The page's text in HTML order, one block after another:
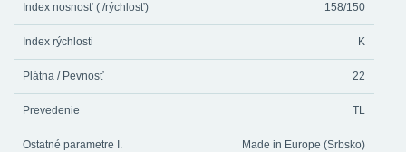
Index nosnosť ( /rýchlosť) 158/150
Index rýchlosti K
Plátna / Pevnosť 22
Prevedenie TL
Ostatné parametre I. Made in Europe (Srbsko)